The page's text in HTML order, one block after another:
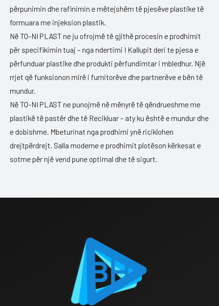
përpunimin dhe rafinimin e mëtejshëm të pjesëve plastike të
formuara me injeksion plastik.
Në TO-NI PLAST ne ju ofrojmë të gjithë procesin e prodhimit
për specifikimin tuaj – nga ndertimi I Kallupit deri te pjesa e
përfunduar plastike dhe produkti përfundimtar i mbledhur. Një
rrjet që funksionon mirë i furnitorëve dhe partnerëve e bën të
mundur.
Në TO-NI PLAST ne punojmë në mënyrë të qëndrueshme me
plastikë të pastër dhe të Recikluar – aty ku është e mundur dhe
e dobishme. Mbeturinat nga prodhimi ynë riciklohen
drejtpërdrejt. Salla moderne e prodhimit plotëson kërkesat e
sotme për një vend pune optimal dhe të sigurt.